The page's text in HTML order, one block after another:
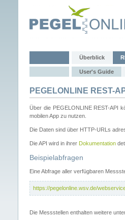
Überblick
User's Guide
PEGELONLINE REST-
Über die PEGELONLINE REST-API
mobilen App zu nutzen.
Die Daten sind über HTTP-URLs
Die API wird in ihrer Dokumentation
Beispielabfragen
Eine Abfrage aller verfügbaren
https://pegelonline.wsv.de/
Die Messstellen enthalten weitere